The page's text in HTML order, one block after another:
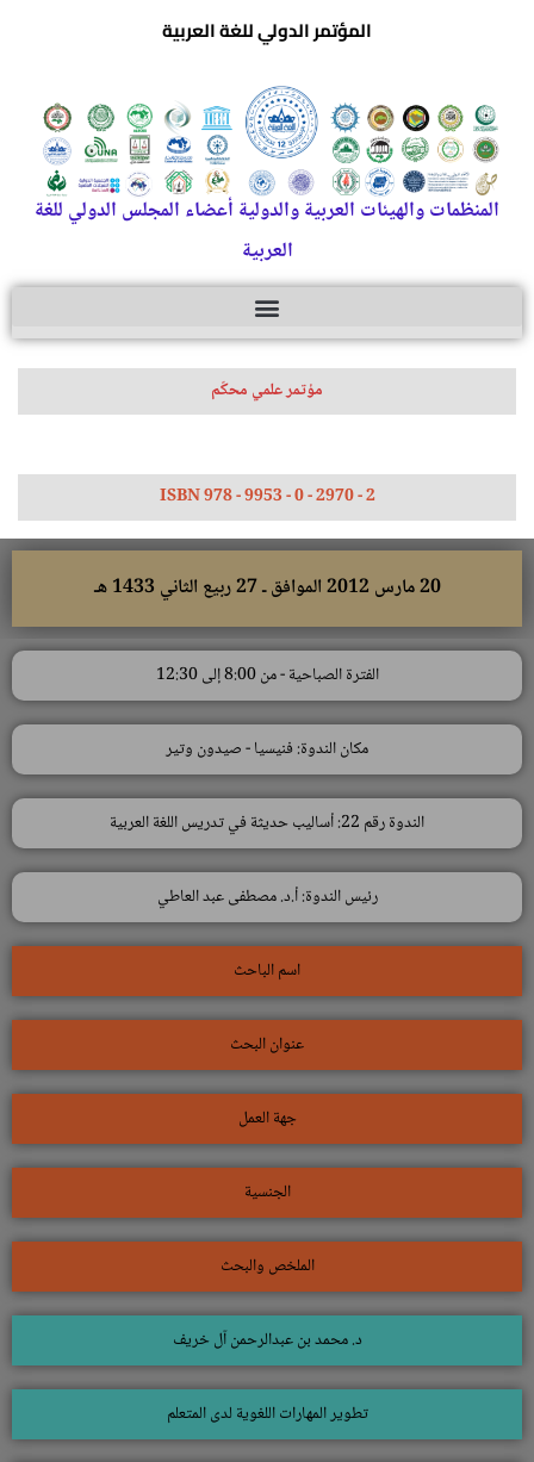
المؤتمر الدولي للغة العربية
المنظمات والهيئات العربية والدولية أعضاء المجلس الدولي للغة
العربية
مؤتمر علمي محكّم
ISBN 978 - 9953 - 0 - 2970 - 2
20 مارس 2012 الموافق ـ 27 ربيع الثاني 1433 هـ
الفترة الصباحية - من 8:00 إلى 12:30
مكان الندوة: فنيسيا - صيدون وتير
الندوة رقم 22: أساليب حديثة في تدريس اللغة العربية
رئيس الندوة: أ.د. مصطفى عبد العاطي
اسم الباحث
عنوان البحث
جهة العمل
الجنسية
الملخص والبحث
د. محمد بن عبدالرحمن آل خريف
تطوير المهارات اللغوية لدى المتعلم